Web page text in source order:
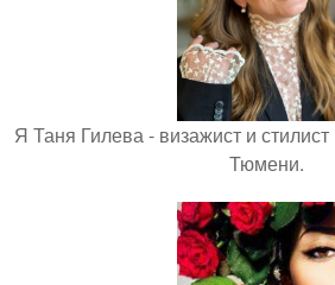
Я Таня Гилева - визажист и
Тюмени.